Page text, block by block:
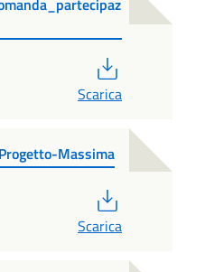
Scarica
Massima
Scarica